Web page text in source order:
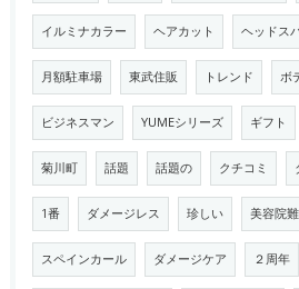
イルミナカラー ヘアカット ヘッドス
月額駐車場 東武住販 トレンド ボ
ビジネスマン YUMEシリーズ ギフト
菊川町 話題 話題の クチコミ
1番 ダメージレス 珍しい 美容院
スペインカール ダメージケア ２周年